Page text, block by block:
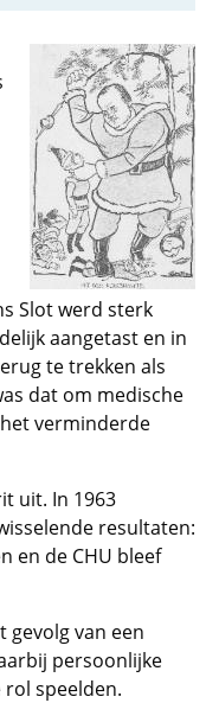
Slot werd sterk
aangetast en in
te trekken als
dat om medische
verminderde
uit. In 1963
resultaten:
en de CHU bleef
gevolg van een
persoonlijke
speelden.